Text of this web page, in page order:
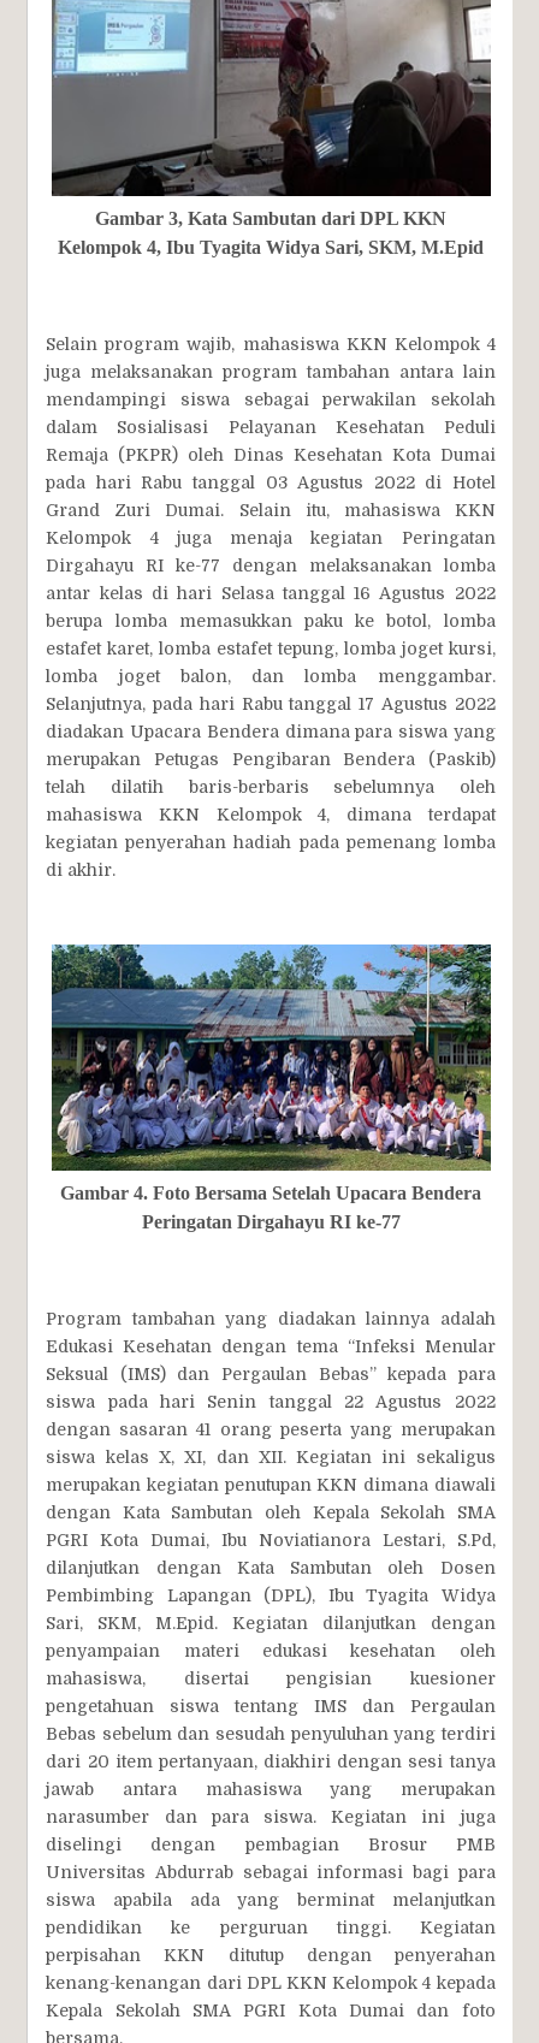
Gambar 3, Kata Sambutan dari DPL KKN
Kelompok 4, Ibu Tyagita Widya Sari, SKM, M.Epid
Selain program wajib, mahasiswa KKN Kelompok 4
juga melaksanakan program tambahan antara lain
mendampingi siswa sebagai perwakilan sekolah
dalam Sosialisasi Pelayanan Kesehatan Peduli
Remaja (PKPR) oleh Dinas Kesehatan Kota Dumai
pada hari Rabu tanggal 03 Agustus 2022 di Hotel
Grand Zuri Dumai. Selain itu, mahasiswa KKN
Kelompok 4 juga menaja kegiatan Peringatan
Dirgahayu RI ke-77 dengan melaksanakan lomba
antar kelas di hari Selasa tanggal 16 Agustus 2022
berupa lomba memasukkan paku ke botol, lomba
estafet karet, lomba estafet tepung, lomba joget kursi,
lomba joget balon, dan lomba menggambar.
Selanjutnya, pada hari Rabu tanggal 17 Agustus 2022
diadakan Upacara Bendera dimana para siswa yang
merupakan Petugas Pengibaran Bendera (Paskib)
telah dilatih baris-berbaris sebelumnya oleh
mahasiswa KKN Kelompok 4, dimana terdapat
kegiatan penyerahan hadiah pada pemenang lomba
di akhir.
Gambar 4. Foto Bersama Setelah Upacara Bendera
Peringatan Dirgahayu RI ke-77
Program tambahan yang diadakan lainnya adalah
Edukasi Kesehatan dengan tema “Infeksi Menular
Seksual (IMS) dan Pergaulan Bebas” kepada para
siswa pada hari Senin tanggal 22 Agustus 2022
dengan sasaran 41 orang peserta yang merupakan
siswa kelas X, XI, dan XII. Kegiatan ini sekaligus
merupakan kegiatan penutupan KKN dimana diawali
dengan Kata Sambutan oleh Kepala Sekolah SMA
PGRI Kota Dumai, Ibu Noviatianora Lestari, S.Pd,
dilanjutkan dengan Kata Sambutan oleh Dosen
Pembimbing Lapangan (DPL), Ibu Tyagita Widya
Sari, SKM, M.Epid. Kegiatan dilanjutkan dengan
penyampaian materi edukasi kesehatan oleh
mahasiswa, disertai pengisian kuesioner
pengetahuan siswa tentang IMS dan Pergaulan
Bebas sebelum dan sesudah penyuluhan yang terdiri
dari 20 item pertanyaan, diakhiri dengan sesi tanya
jawab antara mahasiswa yang merupakan
narasumber dan para siswa. Kegiatan ini juga
diselingi dengan pembagian Brosur PMB
Universitas Abdurrab sebagai informasi bagi para
siswa apabila ada yang berminat melanjutkan
pendidikan ke perguruan tinggi. Kegiatan
perpisahan KKN ditutup dengan penyerahan
kenang-kenangan dari DPL KKN Kelompok 4 kepada
Kepala Sekolah SMA PGRI Kota Dumai dan foto
bersama.